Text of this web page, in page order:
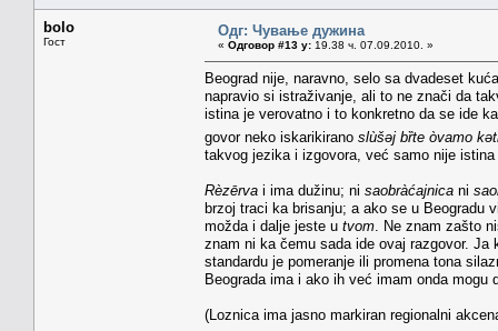
bolo
Гост
Одг: Чување дужина
« Одговор #13 у: 19.38 ч. 07.09.2010. »
Beograd nije, naravno, selo sa dvadeset
napravio si istraživanje, ali to ne znači da
istina je verovatno i to konkretno da se ide
govor neko iskarikirano slùšəj bȑte òvamo
takvog jezika i izgovora, već samo nije
Rèzērva i ima dužinu; ni saobràćajnica ni
brzoj traci ka brisanju; a ako se u Beogradu
možda i dalje jeste u tvom. Ne znam zašto
znam ni ka čemu sada ide ovaj razgovor.
standardu je pomeranje ili promena tona
Beograda ima i ako ih već imam onda
(Loznica ima jasno markiran regionalni